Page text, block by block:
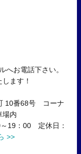
へお電話下さい。
ます！
10番68号 コーナ
場内
19：00 定休日：
>>